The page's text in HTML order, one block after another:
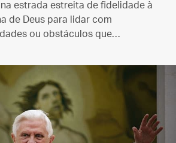
estrada estreita de fidelidade à
de Deus para lidar com
ou obstáculos que